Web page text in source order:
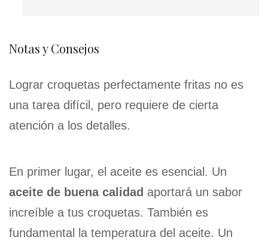
Notas y Consejos
Lograr croquetas perfectamente fritas no es
una tarea difícil, pero requiere de cierta
atención a los detalles.
En primer lugar, el aceite es esencial. Un
aceite de buena calidad aportará un sabor
increíble a tus croquetas. También es
fundamental la temperatura del aceite. Un